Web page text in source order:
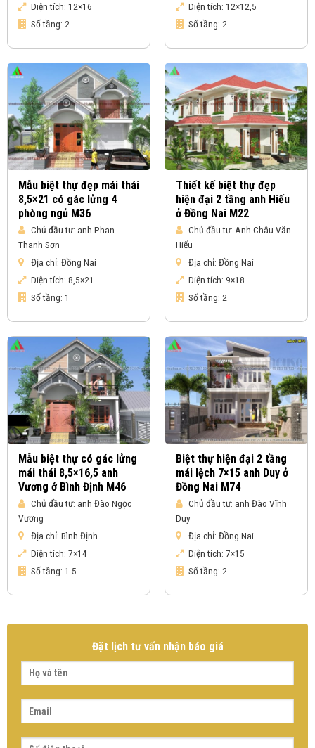
Diện tích: 12×16
Số tầng: 2
Diện tích: 12×12,5
Số tầng: 2
Mẫu biệt thự đẹp mái thái
8,5×21 có gác lửng 4
phòng ngủ M36
Chủ đầu tư: anh Phan
Thanh Sơn
Địa chỉ: Đồng Nai
Diện tích: 8,5×21
Số tầng: 1
Thiết kế biệt thự đẹp
hiện đại 2 tầng anh Hiếu
ở Đồng Nai M22
Chủ đầu tư: Anh Châu Văn
Hiếu
Địa chỉ: Đồng Nai
Diện tích: 9×18
Số tầng: 2
Mẫu biệt thự có gác lửng
mái thái 8,5×16,5 anh
Vương ở Bình Định M46
Chủ đầu tư: anh Đào Ngọc
Vương
Địa chỉ: Bình Định
Diện tích: 7×14
Số tầng: 1.5
Biệt thự hiện đại 2 tầng
mái lệch 7×15 anh Duy ở
Đồng Nai M74
Chủ đầu tư: anh Đào Vĩnh
Duy
Địa chỉ: Đồng Nai
Diện tích: 7×15
Số tầng: 2
Đặt lịch tư vấn nhận báo giá